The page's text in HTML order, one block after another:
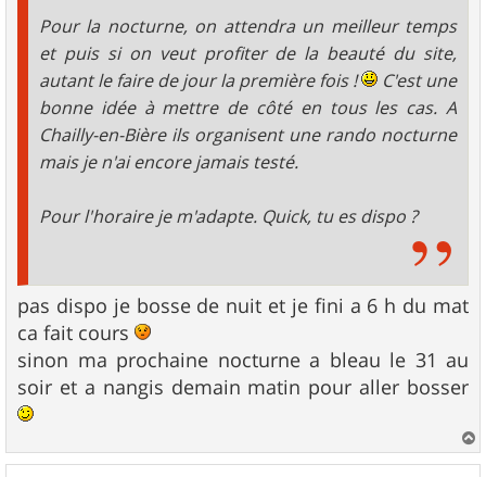
Pour la nocturne, on attendra un meilleur temps
et puis si on veut profiter de la beauté du site,
autant le faire de jour la première fois !
C'est une
bonne idée à mettre de côté en tous les cas. A
Chailly-en-Bière ils organisent une rando nocturne
mais je n'ai encore jamais testé.
Pour l'horaire je m'adapte. Quick, tu es dispo ?
pas dispo je bosse de nuit et je fini a 6 h du mat
ca fait cours
sinon ma prochaine nocturne a bleau le 31 au
soir et a nangis demain matin pour aller bosser
a